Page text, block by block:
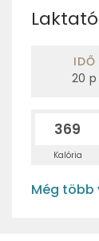
IDŐ
20 p
369
Kalória
Még több